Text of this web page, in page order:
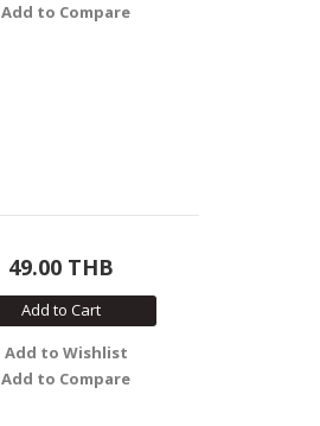
Add to Compare
49.00 THB
Add to Cart
Add to Wishlist
Add to Compare